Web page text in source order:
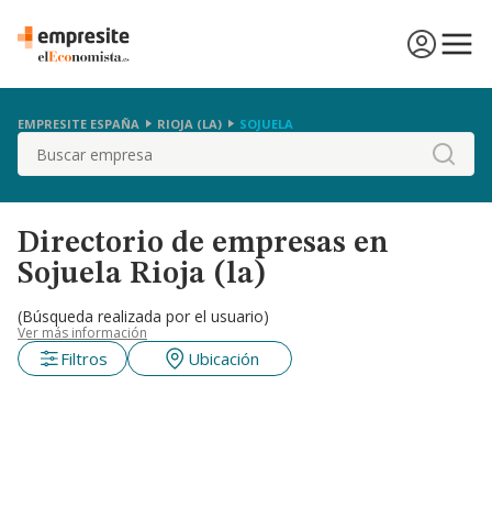
EMPRESITE ESPAÑA RIOJA (LA) SOJUELA
Buscar
Directorio de empresas en
Sojuela Rioja (la)
(Búsqueda realizada por el usuario)
Ver más información
Filtros Ubicación